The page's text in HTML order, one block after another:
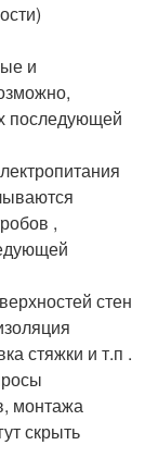
и
последующей
,
стен
стяжки и т.п .
монтажа
скрыть